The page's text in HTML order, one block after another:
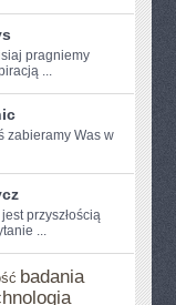
pragniemy
...
⁤zabieramy ⁢Was‍ w
przyszłością
...
badania